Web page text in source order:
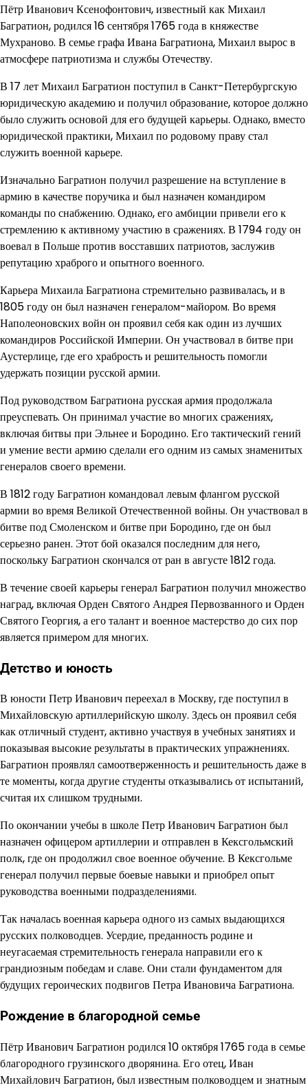
Пётр Иванович Ксенофонтович, известный как Михаил
Багратион, родился 16 сентября 1765 года в княжестве
Мухраново. В семье графа Ивана Багратиона, Михаил вырос в
атмосфере патриотизма и службы Отечеству.
В 17 лет Михаил Багратион поступил в Санкт-Петербургскую
юридическую академию и получил образование, которое должно
было служить основой для его будущей карьеры. Однако, вместо
юридической практики, Михаил по родовому праву стал
служить военной карьере.
Изначально Багратион получил разрешение на вступление в
армию в качестве поручика и был назначен командиром
команды по снабжению. Однако, его амбиции привели его к
стремлению к активному участию в сражениях. В 1794 году он
воевал в Польше против восставших патриотов, заслужив
репутацию храброго и опытного военного.
Карьера Михаила Багратиона стремительно развивалась, и в
1805 году он был назначен генералом-майором. Во время
Наполеоновских войн он проявил себя как один из лучших
командиров Российской Империи. Он участвовал в битве при
Аустерлице, где его храбрость и решительность помогли
удержать позиции русской армии.
Под руководством Багратиона русская армия продолжала
преуспевать. Он принимал участие во многих сражениях,
включая битвы при Эльнее и Бородино. Его тактический гений
и умение вести армию сделали его одним из самых знаменитых
генералов своего времени.
В 1812 году Багратион командовал левым флангом русской
армии во время Великой Отечественной войны. Он участвовал в
битве под Смоленском и битве при Бородино, где он был
серьезно ранен. Этот бой оказался последним для него,
поскольку Багратион скончался от ран в августе 1812 года.
В течение своей карьеры генерал Багратион получил множество
наград, включая Орден Святого Андрея Первозванного и Орден
Святого Георгия, а его талант и военное мастерство до сих пор
является примером для многих.
Детство и юность
В юности Петр Иванович переехал в Москву, где поступил в
Михайловскую артиллерийскую школу. Здесь он проявил себя
как отличный студент, активно участвуя в учебных занятиях и
показывая высокие результаты в практических упражнениях.
Багратион проявлял самоотверженность и решительность даже в
те моменты, когда другие студенты отказывались от испытаний,
считая их слишком трудными.
По окончании учебы в школе Петр Иванович Багратион был
назначен офицером артиллерии и отправлен в Кексгольмский
полк, где он продолжил свое военное обучение. В Кексгольме
генерал получил первые боевые навыки и приобрел опыт
руководства военными подразделениями.
Так началась военная карьера одного из самых выдающихся
русских полководцев. Усердие, преданность родине и
неугасаемая стремительность генерала направили его к
грандиозным победам и славе. Они стали фундаментом для
будущих героических подвигов Петра Ивановича Багратиона.
Рождение в благородной семье
Пётр Иванович Багратион родился 10 октября 1765 года в семье
благородного грузинского дворянина. Его отец, Иван
Михайлович Багратион, был известным полководцем и знатным